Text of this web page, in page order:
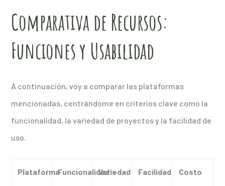
Comparativa de Recursos:
Funciones y Usabilidad
A continuación, voy a comparar las plataformas
mencionadas, centrándome en criterios clave como la
funcionalidad, la variedad de proyectos y la facilidad de
uso.
PlataformaFuncionalidadVariedad
Facilidad
Costo